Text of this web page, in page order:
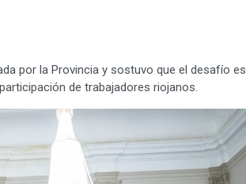
por la Provincia y sostuvo que el desafío es
de trabajadores riojanos.